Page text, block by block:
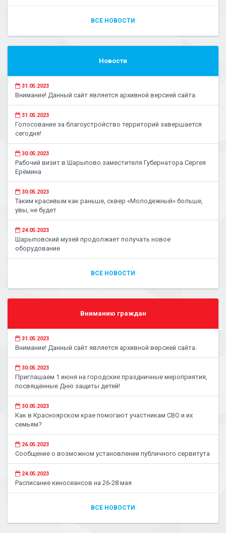
ВСЕ НОВОСТИ
Новости
31.05.2023
Внимание! Данный сайт является архивной версией сайта.
31.05.2023
Голосование за благоустройство территорий завершается
сегодня!
30.05.2023
Рабочий визит в Шарыпово заместителя Губернатора Сергея
Ерёмина
30.05.2023
Таким красивым как раньше, сквер «Молодежный» больше,
увы, не будет
24.05.2023
Шарыповский музей продолжает получать новое
оборудование
ВСЕ НОВОСТИ
Вниманию граждан
31.05.2023
Внимание! Данный сайт является архивной версией сайта.
30.05.2023
Приглашаем 1 июня на городские праздничные мероприятия,
посвященные Дню защиты детей!
30.05.2023
Как в Красноярском крае помогают участникам СВО и их
семьям?
26.05.2023
Сообщение о возможном установлении публичного сервитута
24.05.2023
Расписание киносеансов на 26-28 мая
ВСЕ НОВОСТИ